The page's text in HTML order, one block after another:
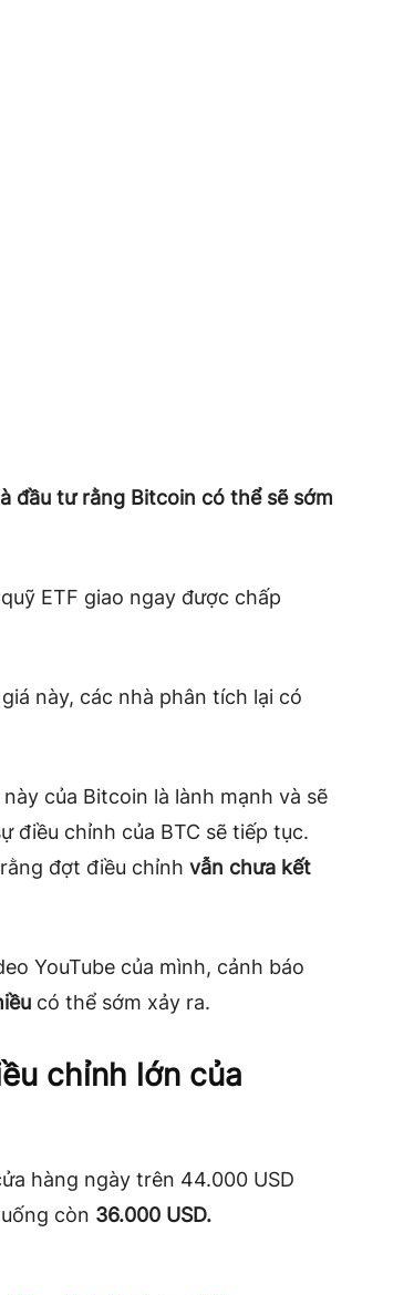
đầu tư rằng Bitcoin có thể sẽ sớm
ETF giao ngay được chấp
này, các nhà phân tích lại có
của Bitcoin là lành mạnh và sẽ
điều chỉnh của BTC sẽ tiếp tục.
đợt điều chỉnh vẫn chưa kết
YouTube của mình, cảnh báo
có thể sớm xảy ra.
chỉnh lớn của
hàng ngày trên 44.000 USD
còn 36.000 USD.